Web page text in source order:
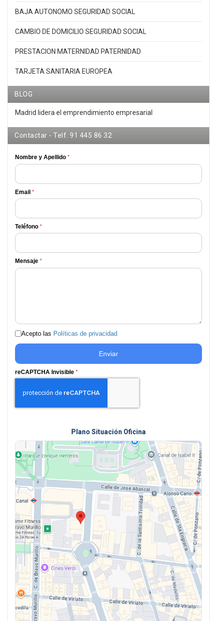
BAJA AUTONOMO SEGURIDAD SOCIAL
CAMBIO DE DOMICILIO SEGURIDAD SOCIAL
PRESTACION MATERNIDAD PATERNIDAD
TARJETA SANITARIA EUROPEA
BLOG
Madrid lidera el emprendimiento empresarial
Contactar - Telf. 91 445 86 32
Nombre y Apellido *
Email *
Teléfono *
Mensaje *
Acepto las Políticas de privacidad
Enviar
reCAPTCHA Invisible *
Plano Situación Oficina